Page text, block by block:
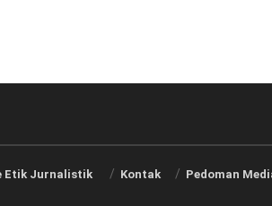
Etik Jurnalistik Kontak
Pedoman